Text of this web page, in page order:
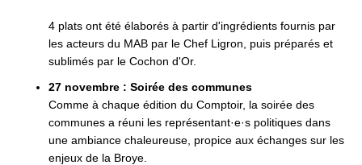
4 plats ont été élaborés à partir d'ingrédients fournis par
les acteurs du MAB par le Chef Ligron, puis préparés et
sublimés par le Cochon d'Or.
27 novembre : Soirée des communes
Comme à chaque édition du Comptoir, la soirée des
communes a réuni les représentant·e·s politiques dans
une ambiance chaleureuse, propice aux échanges sur les
enjeux de la Broye.